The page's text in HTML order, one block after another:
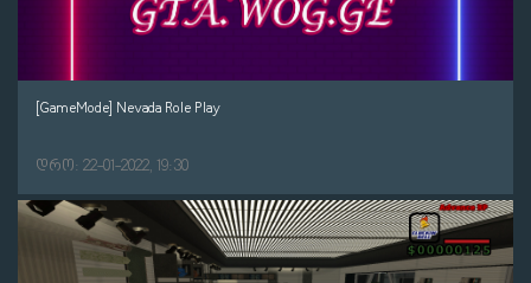
[GameMode] Nevada Role Play
დრო: 22-01-2022, 19:30